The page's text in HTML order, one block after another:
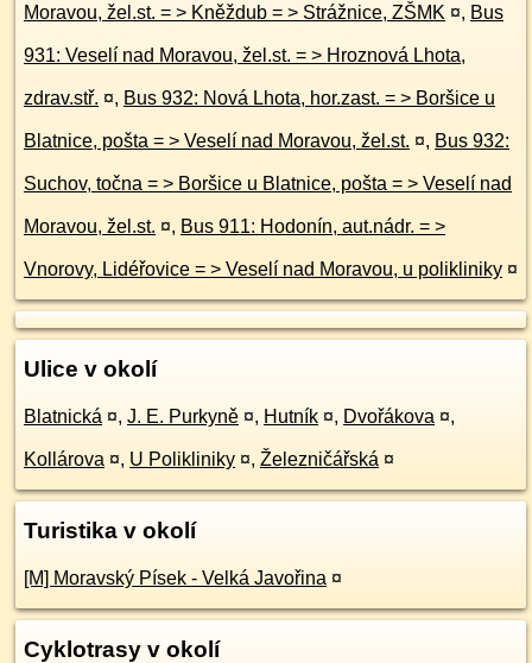
Moravou, žel.st. = > Kněždub = > Strážnice, ZŠMK ¤, Bus
931: Veselí nad Moravou, žel.st. = > Hroznová Lhota,
zdrav.stř. ¤, Bus 932: Nová Lhota, hor.zast. = > Boršice u
Blatnice, pošta = > Veselí nad Moravou, žel.st. ¤, Bus 932:
Suchov, točna = > Boršice u Blatnice, pošta = > Veselí nad
Moravou, žel.st. ¤, Bus 911: Hodonín, aut.nádr. = >
Vnorovy, Lidéřovice = > Veselí nad Moravou, u polikliniky ¤
Ulice v okolí
Blatnická ¤, J. E. Purkyně ¤, Hutník ¤, Dvořákova ¤,
Kollárova ¤, U Polikliniky ¤, Železničářská ¤
Turistika v okolí
[M] Moravský Písek - Velká Javořina ¤
Cyklotrasy v okolí